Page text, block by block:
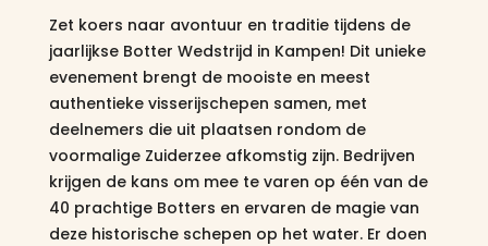
Zet koers naar avontuur en traditie tijdens de
jaarlijkse Botter Wedstrijd in Kampen! Dit unieke
evenement brengt de mooiste en meest
authentieke visserijschepen samen, met
deelnemers die uit plaatsen rondom de
voormalige Zuiderzee afkomstig zijn. Bedrijven
krijgen de kans om mee te varen op één van de
40 prachtige Botters en ervaren de magie van
deze historische schepen op het water. Er doen